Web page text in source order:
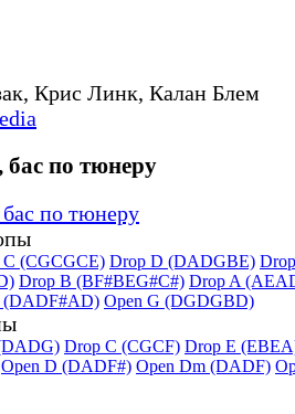
Крис Линк, Калан Блем
бас по тюнеру
C (CGCGCE) Drop D (DADGBE)
Drop B (BF#BEG#C#) Drop A
(DADF#AD) Open G (DGDGBD)
Drop C (CGCF) Drop E
Open D (DADF#) Open Dm (DADF)